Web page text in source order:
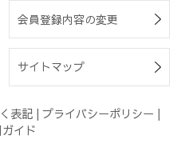
会員登録内容の変更
サイトマップ
表記 | プライバシーポリシー |
イド